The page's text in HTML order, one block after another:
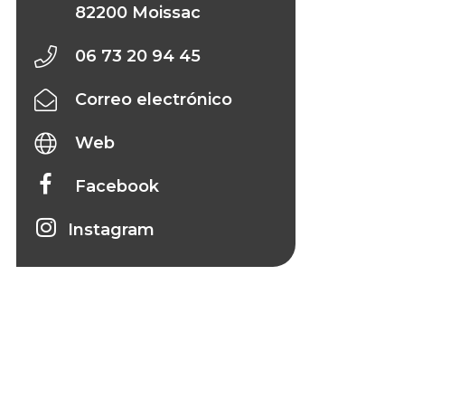
82200 Moissac
06 73 20 94 45
Correo electrónico
Web
Facebook
Instagram